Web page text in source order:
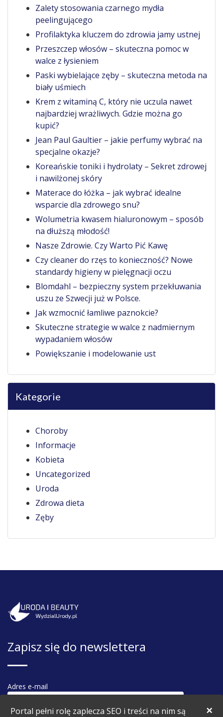
×
Portal pełni rolę zaplecza SEO i treści na nim są
Zalety stosowania czarnego mydła
peelingującego
Profilaktyka kluczem do zdrowia jamy ustnej
Przeszczep włosów – skuteczna pomoc w
walce z łysieniem
Paski wybielające zęby – skuteczna metoda na
biały uśmiech
Krem z witaminą C, który nie uczula nawet
najbardziej wrażliwych. Gdzie można go
kupić?
Jean Paul Gaultier – jakie perfumy wybrać na
specjalne okazje?
Koreańskie toniki i hydrolaty – Sekret zdrowej
i nawilżonej skóry
Materace do łóżka – jak wybrać idealne
wsparcie dla zdrowego snu?
Wolumetria kwasem hialuronowym – sposób
na dłuższą młodość!
Nasze Zdrowie. Czy Warto Pić Kawę
Czy cleaner do rzęs to konieczność? Nowe
standardy higieny w pielęgnacji oczu
Blomdahl – bezpieczny system przekłuwania
uszu ze Szwecji już w Polsce.
Jak wzmocnić łamliwe paznokcie?
Skuteczne strategie w walce z nadmiernym
wypadaniem włosów
Powiększanie i modelowanie ust
Kategorie
Choroby
Informacje
Kobieta
Uncategorized
Uroda
Zdrowa dieta
Zęby
Zapisz się do newslettera
Adres e-mail